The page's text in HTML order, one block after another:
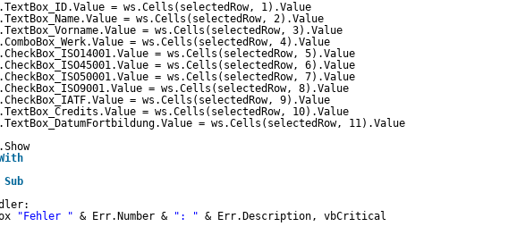
.TextBox_ID.Value = ws.Cells(selectedRow, 1).Value
.TextBox_Name.Value = ws.Cells(selectedRow, 2).Value
.TextBox_Vorname.Value = ws.Cells(selectedRow, 3).Value
.ComboBox_Werk.Value = ws.Cells(selectedRow, 4).Value
.CheckBox_ISO14001.Value = ws.Cells(selectedRow, 5).Value
.CheckBox_ISO45001.Value = ws.Cells(selectedRow, 6).Value
.CheckBox_ISO50001.Value = ws.Cells(selectedRow, 7).Value
.CheckBox_ISO9001.Value = ws.Cells(selectedRow, 8).Value
.CheckBox_IATF.Value = ws.Cells(selectedRow, 9).Value
.TextBox_Credits.Value = ws.Cells(selectedRow, 10).Value
.TextBox_DatumFortbildung.Value = ws.Cells(selectedRow, 11).Value
.Show
Sub
"Fehler " & Err.Number & ": " & Err.Description, vbCritical